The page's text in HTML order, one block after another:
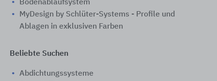
Bodenablaufsystem
MyDesign by Schlüter-Systems - Profile und
Ablagen in exklusiven Farben
Beliebte Suchen
Abdichtungssysteme